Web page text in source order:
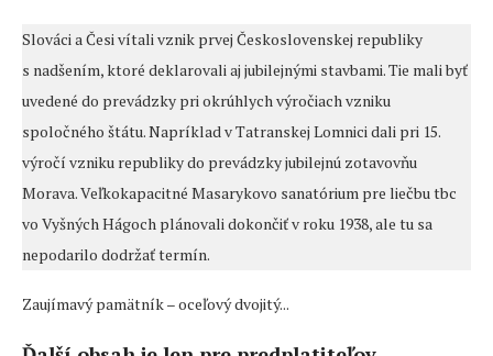
Slováci a Česi vítali vznik prvej Československej republiky
s nadšením, ktoré deklarovali aj jubilejnými stavbami. Tie mali byť
uvedené do prevádzky pri okrúhlych výročiach vzniku
spoločného štátu. Napríklad v Tatranskej Lomnici dali pri 15.
výročí vzniku republiky do prevádzky jubilejnú zotavovňu
Morava. Veľkokapacitné Masarykovo sanatórium pre liečbu tbc
vo Vyšných Hágoch plánovali dokončiť v roku 1938, ale tu sa
nepodarilo dodržať termín.
Zaujímavý pamätník – oceľový dvojitý...